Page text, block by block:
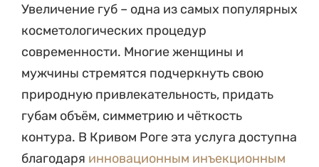
Увеличение губ – одна из самых популярных
косметологических процедур
современности. Многие женщины и
мужчины стремятся подчеркнуть свою
природную привлекательность, придать
губам объём, симметрию и чёткость
контура. В Кривом Роге эта услуга доступна
благодаря инновационным инъекционным